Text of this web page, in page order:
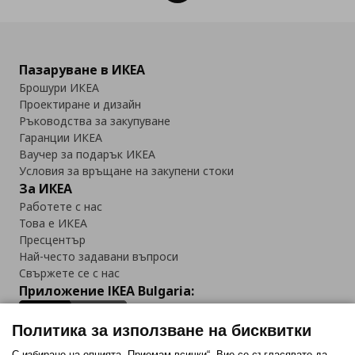
Пазаруване в ИКЕА
Брошури ИКЕА
Проектиране и дизайн
Ръководства за закупуване
Гаранции ИКЕА
Ваучер за подарък ИКЕА
Условия за връщане на закупени стоки
За ИКЕА
Работете с нас
Това е ИКЕА
Пресцентър
Най-често задавани въпроси
Свържете се с нас
Приложение IKEA Bulgaria:
Политика за използване на бисквитки